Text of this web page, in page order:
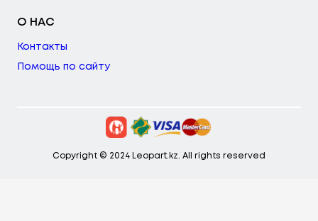
О НАС
Контакты
Помощь по сайту
Copyright © 2024 Leopart.kz. All rights reserved